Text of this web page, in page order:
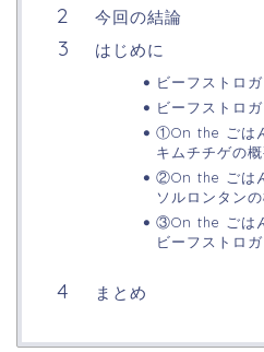
今回の結論
はじめに
ビーフストロ
ビーフストロ
①On the ごは
キムチチゲの
②On the ごは
ソルロンタン
③On the ごは
ビーフストロ
まとめ